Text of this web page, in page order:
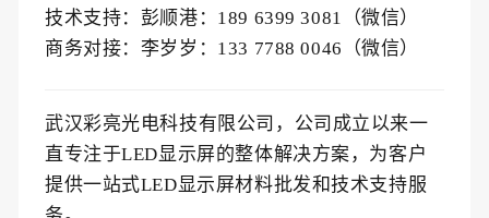
技术支持： 彭顺港 ： 189 6399 3081（微信）
商务对接： 李岁岁 ： 133 7788 0046（微信）
武汉彩亮光电科技有限公司，公司成立以来一
直专注于LED显示屏的整体解决方案，为客户
提供一站式LED显示屏材料批发和技术支持服